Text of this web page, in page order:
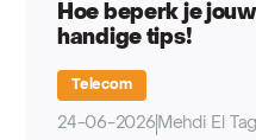
Hoe beperk je
handige tips!
Telecom
24-06-2026 Mehdi El